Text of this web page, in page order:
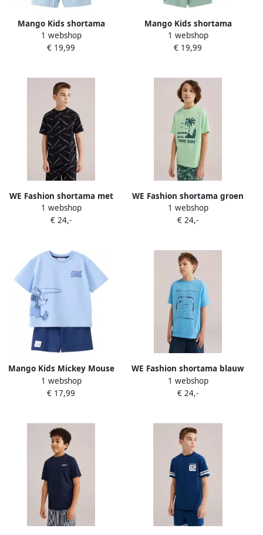
Mango Kids shortama
donkerblauw lichtblauw
1 webshop
€ 19,99
Mango Kids shortama
lichtgroen ecru
1 webshop
€ 19,99
WE Fashion shortama met
all over print zwart
1 webshop
€ 24,-
WE Fashion shortama groen
1 webshop
€ 24,-
Mango Kids Mickey Mouse
shortama blauw
1 webshop
€ 17,99
WE Fashion shortama blauw
1 webshop
€ 24,-